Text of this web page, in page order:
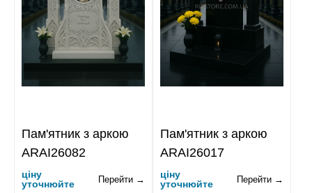
Пам'ятник з аркою
ARAI26082
ціну
уточнюйте
Перейти →
Пам'ятник з аркою
ARAI26017
ціну
уточнюйте
Перейти →